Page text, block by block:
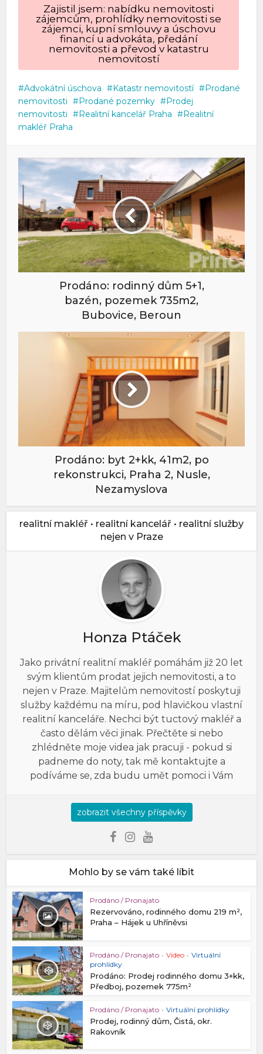
Zajistil jsem: nabídku nemovitosti
zájemcům, prohlídky nemovitosti se
zájemci, kupní smlouvy a úschovu
financí u advokáta, předání
nemovitosti a převod v katastru
nemovitostí
Advokátní úschova Katastr nemovitostí
Prodané
nemovitosti
Prodané pozemky
Prodej
nemovitosti
Realitní kancelář Praha
Realitní
makléř Praha
Prodáno: rodinný dům 5+1,
bazén, pozemek 735m2,
Bubovice, Beroun
Prodáno: byt 2+kk, 41m2, po
rekonstrukci, Praha 2, Nusle,
Nezamyslova
realitní makléř • realitní kancelář • realitní služby
nejen v Praze
Honza Ptáček
Jako privátní realitní makléř pomáhám již 20 let
svým klientům prodat jejich nemovitosti, a to
nejen v Praze. Majitelům nemovitostí poskytuji
služby každému na míru, pod hlavičkou vlastní
realitní kanceláře. Nechci být tuctový makléř a
často dělám věci jinak. Přečtěte si nebo
zhlédněte moje videa jak pracuji - pokud si
padneme do noty, tak mě kontaktujte a
podíváme se, zda budu umět pomoci i Vám
zobrazit všechny příspěvky
Mohlo by se vám také líbit
Prodáno / Pronajato
Rezervováno, rodinného domu 219 m²,
Praha – Hájek u Uhříněvsi
Prodáno / Pronajato • Video • Virtuální
prohlídky
Prodáno: Prodej rodinného domu 3+kk,
Předboj, pozemek 775m²
Prodáno / Pronajato • Virtuální prohlídky
Prodej, rodinný dům, Čistá, okr.
Rakovník